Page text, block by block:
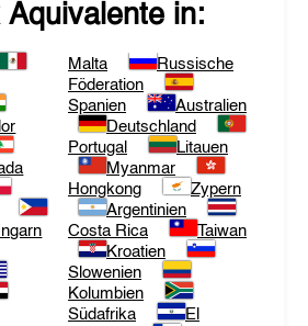
Äquivalente in:
Malta
Russische
Föderation
Spanien
Australien
Deutschland
Portugal
Litauen
Myanmar
Hongkong
Zypern
Argentinien
Costa Rica
Taiwan
Kroatien
Slowenien
Kolumbien
Südafrika
El